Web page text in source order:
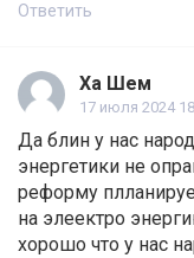
Ответить
Ха Шем
17 июля 2024
Да блин у нас
энергетики не
реформу
на элеектро
хорошо что у нас